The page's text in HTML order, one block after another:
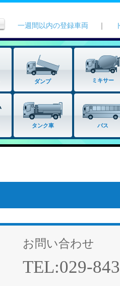
一週間以内の登録車両 ｜
ダンプ ミキサー
タンク車 バス
お問い合わせ
TEL:029-